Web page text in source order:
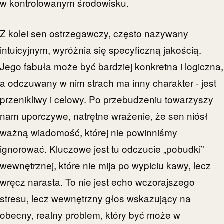
Z kolei sen ostrzegawczy, często nazywany
intuicyjnym, wyróżnia się specyficzną jakością.
Jego fabuła może być bardziej konkretna i logiczna,
a odczuwany w nim strach ma inny charakter - jest
przenikliwy i celowy. Po przebudzeniu towarzyszy
nam uporczywe, natrętne wrażenie, że sen niósł
ważną wiadomość, której nie powinniśmy
ignorować. Kluczowe jest tu odczucie „pobudki”
wewnętrznej, które nie mija po wypiciu kawy, lecz
wręcz narasta. To nie jest echo wczorajszego
stresu, lecz wewnętrzny głos wskazujący na
obecny, realny problem, który być może w